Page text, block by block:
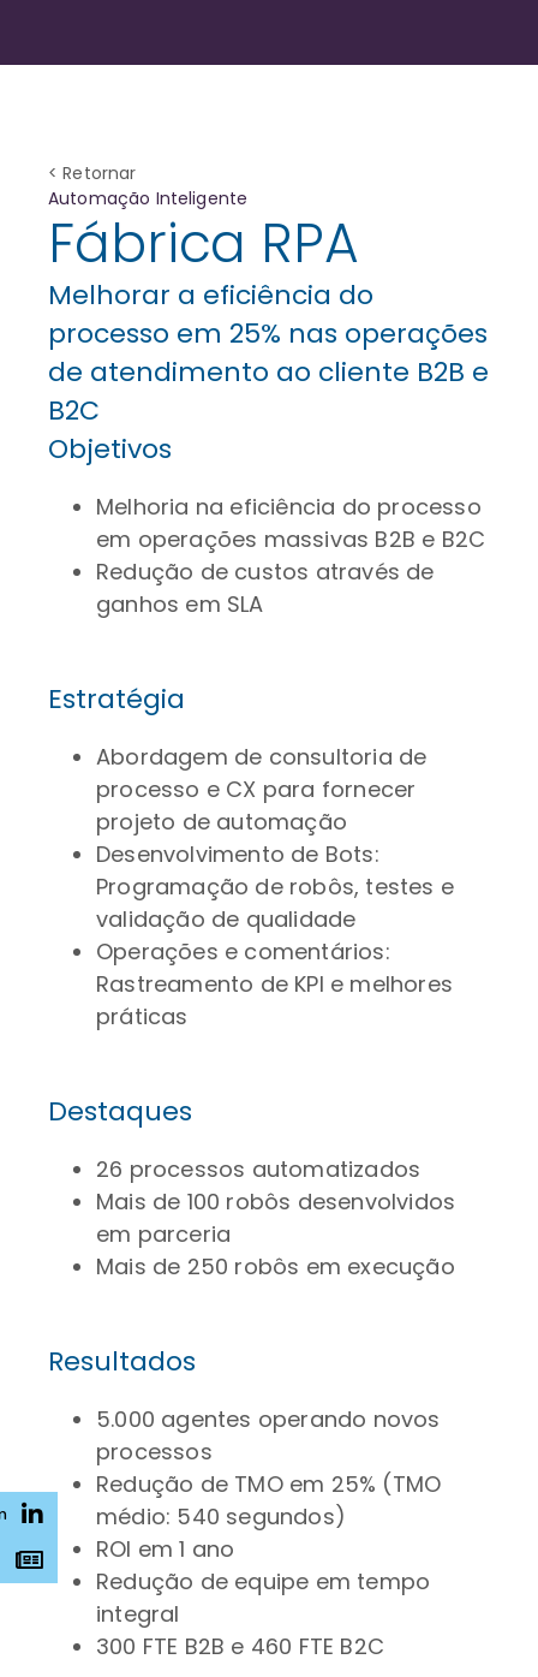
< Retornar
Automação Inteligente
Fábrica RPA
Melhorar a eficiência do
processo em 25% nas operações
de atendimento ao cliente B2B e
B2C
Objetivos
Melhoria na eficiência do processo
em operações massivas B2B e B2C
Redução de custos através de
ganhos em SLA
Estratégia
Abordagem de consultoria de
processo e CX para fornecer
projeto de automação
Desenvolvimento de Bots:
Programação de robôs, testes e
validação de qualidade
Operações e comentários:
Rastreamento de KPI e melhores
práticas
Destaques
26 processos automatizados
Mais de 100 robôs desenvolvidos
em parceria
Mais de 250 robôs em execução
Resultados
5.000 agentes operando novos
processos
Redução de TMO em 25% (TMO
médio: 540 segundos)
ROI em 1 ano
Redução de equipe em tempo
integral
300 FTE B2B e 460 FTE B2C